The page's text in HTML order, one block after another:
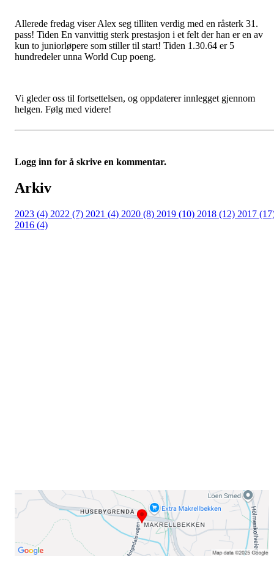
Allerede fredag viser Alex seg tilliten verdig med en råsterk 31.
pass! Tiden En vanvittig sterk prestasjon i et felt der han er en av
kun to juniorløpere som stiller til start! Tiden 1.30.64 er 5
hundredeler unna World Cup poeng.
Vi gleder oss til fortsettelsen, og oppdaterer innlegget gjennom
helgen. Følg med videre!
Logg inn for å skrive en kommentar.
Arkiv
2023 (4) 2022 (7) 2021 (4) 2020 (8) 2019 (10) 2018 (12) 2017
2016 (4)